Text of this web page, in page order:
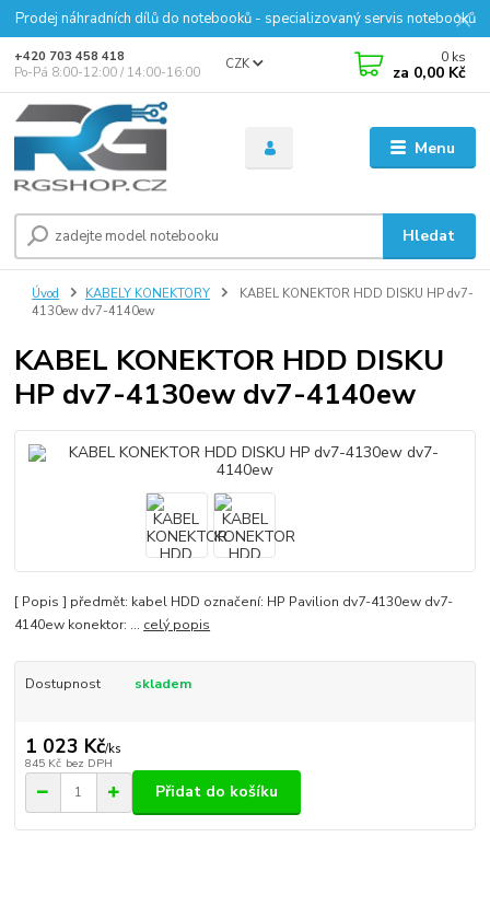
Prodej náhradních dílů do notebooků - specializovaný servis notebooků
Menu
CZK
Hledat
+420 703 458 418
Po-Pá 8:00-12:00 / 14:00-16:00
0 ks
za 0,00 Kč
Úvod KABELY KONEKTORY
KABEL KONEKTOR HDD DISKU HP dv7-
4130ew dv7-4140ew
KABEL KONEKTOR HDD DISKU
HP dv7-4130ew dv7-4140ew
[ Popis ] předmět: kabel HDD označení: HP Pavilion dv7-4130ew dv7-
4140ew konektor: ... celý popis
Dostupnost skladem
1 023 Kč/ks
845 Kč bez DPH
Přidat do košíku